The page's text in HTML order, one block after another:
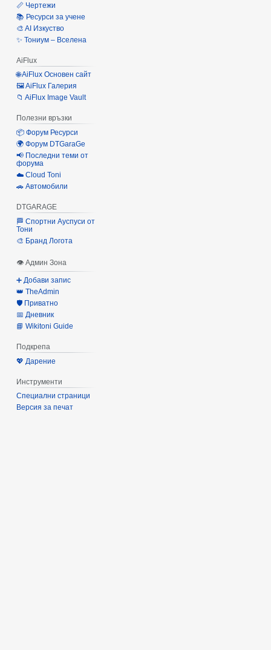
📏 Чертежи
📚 Ресурси за учене
🎨 AI Изкуство
✨ Тониум – Вселена
AiFlux
🌐 AiFlux Основен сайт
🖼️ AiFlux Галерия
📁 AiFlux Image Vault
Полезни връзки
📦 Форум Ресурси
🌍 Форум DTGaraGe
📢 Последни теми от
форума
☁️ Cloud Toni
🚗 Автомобили
DTGARAGE
🏁 Спортни Ауспуси от
Тони
🎨 Бранд Логота
👁 Админ Зона
➕ Добави запис
👑 TheAdmin
🛡️ Приватно
📅 Дневник
📘 Wikitoni Guide
Подкрепа
💖 Дарение
Инструменти
Специални страници
Версия за печат